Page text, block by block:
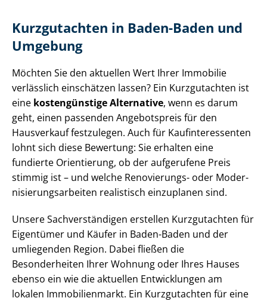
Kurzgutachten in Baden-Baden und
Umgebung
Möchten Sie den aktuellen Wert Ihrer Immobilie
verlässlich einschätzen lassen? Ein Kurzgutachten ist
eine kostengünstige Alternative, wenn es darum
geht, einen passenden Angebotspreis für den
Hausverkauf festzulegen. Auch für Kauf­in­ter­es­sen­ten
lohnt sich diese Bewertung: Sie erhalten eine
fundierte Orientierung, ob der aufgerufene Preis
stimmig ist – und welche Renovierungs- oder Mo­der­
ni­sie­rungs­ar­bei­ten realistisch einzuplanen sind.
Unsere Sach­ver­stän­di­gen erstellen Kurzgutachten für
Eigentümer und Käufer in Baden-Baden und der
umliegenden Region. Dabei fließen die
Besonderheiten Ihrer Wohnung oder Ihres Hauses
ebenso ein wie die aktuellen Entwicklungen am
lokalen Immobilienmarkt. Ein Kurzgutachten für eine